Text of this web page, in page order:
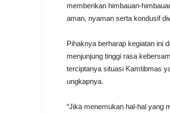
memberikan himbauan-
aman, nyaman serta kondusif
Pihaknya berharap kegiatan ini
menjunjung tinggi rasa
terciptanya situasi Kamtibmas
ungkapnya.
“Jika menemukan hal-hal yang